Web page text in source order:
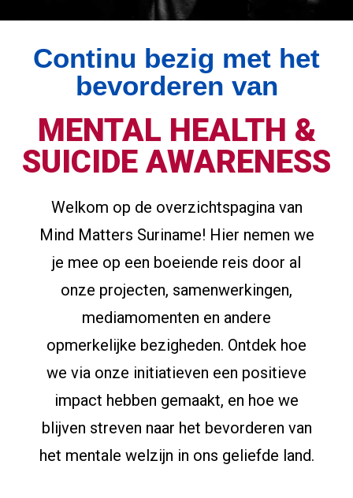
Continu bezig met het
bevorderen van
MENTAL HEALTH &
SUICIDE AWARENESS
Welkom op de overzichtspagina van
Mind Matters Suriname! Hier nemen we
je mee op een boeiende reis door al
onze projecten, samenwerkingen,
mediamomenten en andere
opmerkelijke bezigheden. Ontdek hoe
we via onze initiatieven een positieve
impact hebben gemaakt, en hoe we
blijven streven naar het bevorderen van
het mentale welzijn in ons geliefde land.